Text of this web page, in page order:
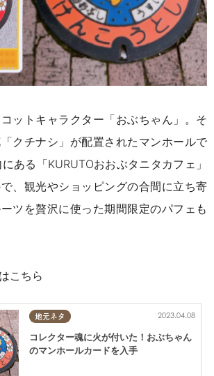
ットキャラクター「おぶちゃん」。そ
クチナシ」が配置されたマンホールで
ある「KURUTOおおぶタニタカフェ」
、観光やショッピングの合間に立ち寄
ツを贅沢に使った期間限定のパフェも
こちら
地元ネタ 2023.04.08
コレクター魂に火が付いた！おぶちゃん
のマンホールカードを入手